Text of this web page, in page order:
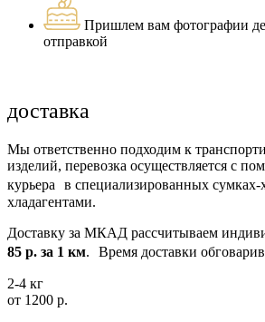
Пришлем вам фотографии
отправкой
доставка
Мы ответственно подходим к
изделий, перевозка осуществляется с
курьера в специализированных сумках-
хладагентами.
Доставку за МКАД рассчитываем
85 р. за 1 км. Время доставки
2-4 кг
от 1200 р.